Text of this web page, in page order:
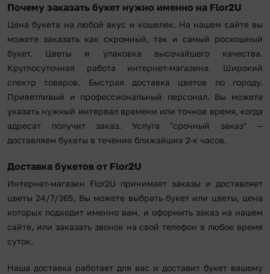
Почему заказать букет нужно именно на Flor2U
Цена букета на любой вкус и кошелек. На нашем сайте вы
можете заказать как скромный, так и самый роскошный
букет. Цветы и упаковка высочайшего качества.
Круглосуточная работа интернет-магазина. Широкий
спектр товаров. Быстрая доставка цветов по городу.
Приветливый и профессиональный персонал. Вы можете
указать нужный интервал времени или точное время, когда
адресат получит заказ. Услуга "срочный заказ" —
доставляем букеты в течение ближайших 2-х часов.
Доставка букетов от Flor2U
Интернет-магазин Flor2U принимает заказы и доставляет
цветы 24/7/365. Вы можете выбрать букет или цветы, цена
которых подходит именно вам, и оформить заказ на нашем
сайте, или заказать звонок на свой телефон в любое время
суток.
Наша доставка работает для вас и доставит букет вашему